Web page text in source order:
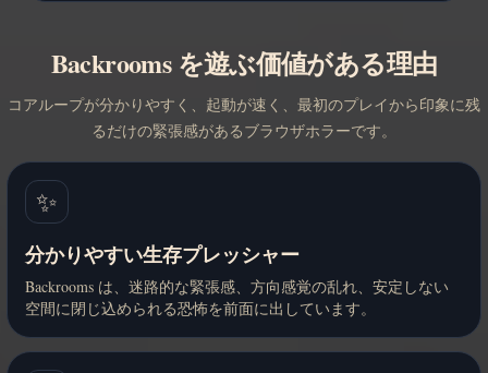
Backrooms を遊ぶ価値がある理由
コアループが分かりやすく、起動が速く、最初のプレイから印象に残
るだけの緊張感があるブラウザホラーです。
✨
分かりやすい生存プレッシャー
Backrooms は、迷路的な緊張感、方向感覚の乱れ、安定しない
空間に閉じ込められる恐怖を前面に出しています。